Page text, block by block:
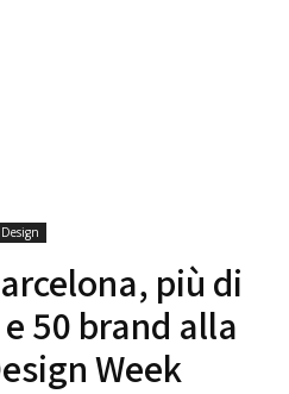
Design
più di
50 brand alla
Week